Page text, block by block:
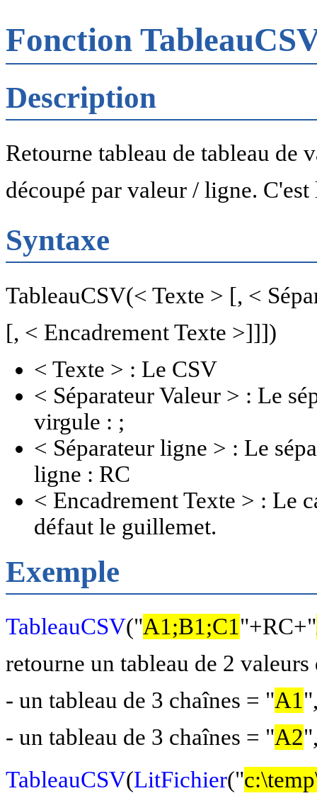
Fonction
Description
Retourne tableau de tableau de
découpé par valeur / ligne.
Syntaxe
TableauCSV(< Texte > [, <
[, < Encadrement Texte >]]])
< Texte > : Le CSV
< Séparateur Valeur > : Le
virgule : ;
< Séparateur ligne > : Le
ligne : RC
< Encadrement Texte > : Le
défaut le guillemet.
Exemple
TableauCSV("A1;B1;C1"+RC+"
retourne un tableau de 2
- un tableau de 3 chaînes = "A1
- un tableau de 3 chaînes = "A2
TableauCSV(LitFichier("